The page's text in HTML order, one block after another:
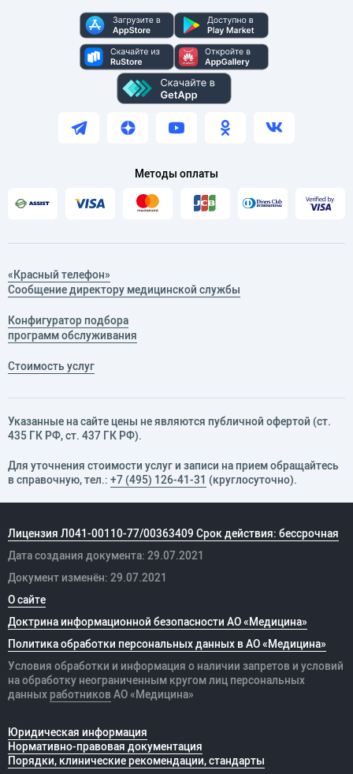
Методы оплаты
«Красный телефон»
Сообщение директору медицинской службы
Конфигуратор подбора
программ обслуживания
Стоимость услуг
Указанные на сайте цены не являются публичной офертой (ст.
435 ГК РФ, cт. 437 ГК РФ).
Для уточнения стоимости услуг и записи на прием обращайтесь
в справочную, тел.: +7 (495) 126-41-31 (круглосуточно).
Лицензия Л041-00110-77/00363409 Срок действия: бессрочная
Дата создания документа: 29.07.2021
Документ изменён: 29.07.2021
О сайте
Доктрина информационной безопасности АО «Медицина»
Политика обработки персональных данных в АО «Медицина»
Условия обработки и информация о наличии запретов и условий
на обработку неограниченным кругом лиц персональных
данных работников АО «Медицина»
Юридическая информация
Нормативно-правовая документация
Порядки, клинические рекомендации, стандарты